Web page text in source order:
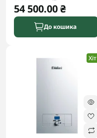
54 500.00 ₴
До кошика
Хіт